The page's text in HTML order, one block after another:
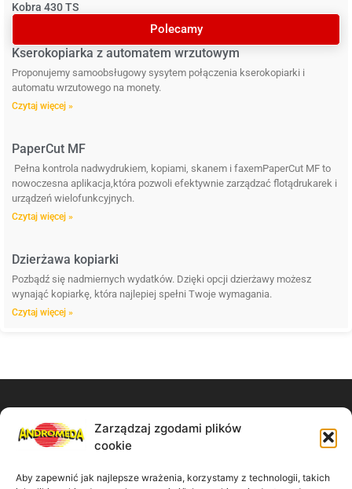
Zarządzaj zgodami plików
cookie
Aby zapewnić jak najlepsze wrażenia, korzystamy z technologii, takich
Kobra 430 TS
Polecamy
Kserokopiarka z automatem wrzutowym
Proponujemy samoobsługowy sysytem połączenia kserokopiarki i
automatu wrzutowego na monety.
Czytaj więcej »
PaperCut MF
Pełna kontrola nadwydrukiem, kopiami, skanem i faxemPaperCut MF to
nowoczesna aplikacja,która pozwoli efektywnie zarządzać flotądrukarek i
urządzeń wielofunkcyjnych.
Czytaj więcej »
Dzierżawa kopiarki
Pozbądź się nadmiernych wydatków. Dzięki opcji dzierżawy możesz
wynająć kopiarkę, która najlepiej spełni Twoje wymagania.
Czytaj więcej »
Zadzwoń do nas:
61 867 11 91